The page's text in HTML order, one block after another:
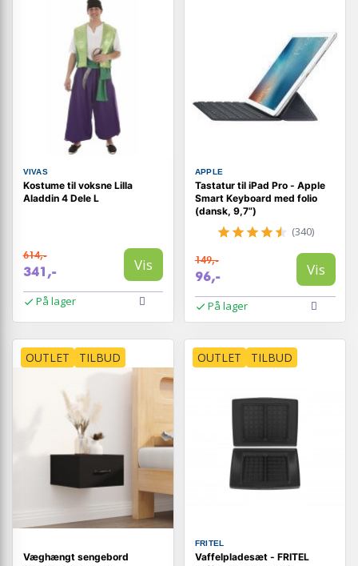
VIVAS
Kostume til voksne Lilla
Aladdin 4 Dele L
614,-
341,- Vis
På lager
APPLE
Tastatur til iPad Pro - Apple
Smart Keyboard med folio
(dansk, 9,7”)
(340)
149,-
96,- Vis
På lager
OUTLET TILBUD
Væghængt sengebord
OUTLET TILBUD
FRITEL
Vaffelpladesæt - FRITEL